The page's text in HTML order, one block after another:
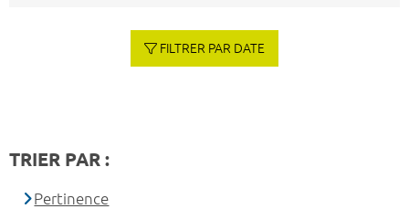
FILTRER PAR DATE
TRIER PAR :
Pertinence